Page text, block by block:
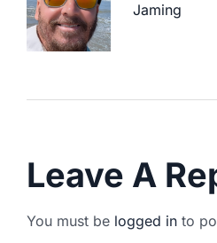
Jaming
Leave A
You must be logged in to